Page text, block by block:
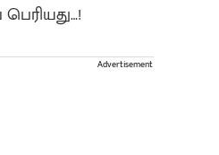
Advertisement